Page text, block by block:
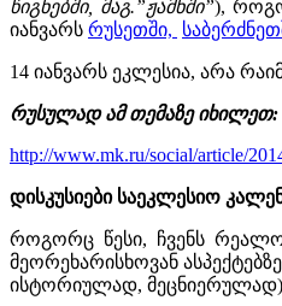
წიგნებში, მაგ.”ჟამნში”),
იანვარს რუსეთში,
14 იანვარს ეკლესია, არა
რუსულად ამ თემაზე იხილეთ:
http://www.mk.ru/social/article/
დისკუსიები საეკლესიო
როგორც წესი, ჩვენს
მეორეხარისხოვან
ისტორიულად, მეცნიერულად)